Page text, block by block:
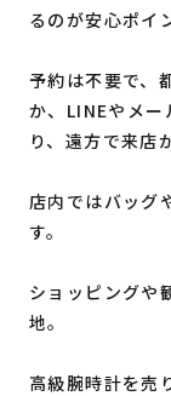
るのが安心ポイ
予約は不要で、
か、LINEやメー
り、遠方で来店
店内ではバッグ
す。
ショッピングや
地。
高級腕時計を売